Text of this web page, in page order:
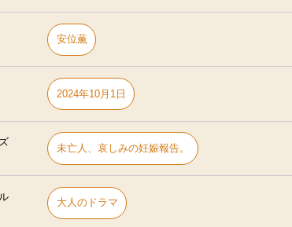
安位薫
2024年10月1日
未亡人、哀しみの妊娠報告。
大人のドラマ